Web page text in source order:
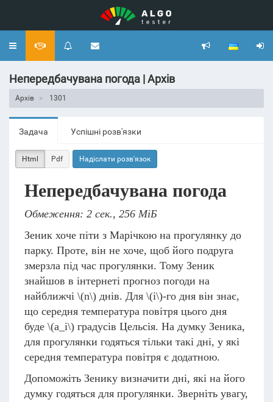
Toggle
Непередбачувана погода | Архів
Архів 1301
Задача Успішні розв'язки
Html Pdf Надіслати розв'язок
Непередбачувана погода
Обмеження: 2 сек., 256 МіБ
Зеник хоче піти з Марічкою на прогулянку до
парку. Проте, він не хоче, щоб його подруга
змерзла під час прогулянки. Тому Зеник
знайшов в інтернеті прогноз погоди на
найближчі \(n\) днів. Для \(i\)-го дня він знає,
що середня температура повітря цього дня
буде \(a_i\) градусів Цельсія. На думку Зеника,
для прогулянки годяться тільки такі дні, у які
середня температура повітря є додатною.
Допоможіть Зенику визначити дні, які на його
думку годяться для прогулянки. Зверніть увагу,